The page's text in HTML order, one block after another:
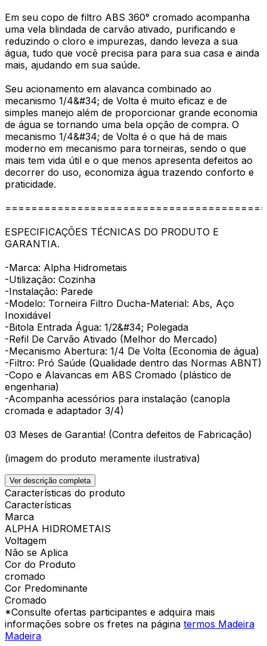
Em seu copo de filtro ABS 360° cromado acompanha
uma vela blindada de carvão ativado, purificando e
reduzindo o cloro e impurezas, dando leveza a sua
água, tudo que você precisa para para sua casa e ainda
mais, ajudando em sua saúde.
Seu acionamento em alavanca combinado ao
mecanismo 1/4&#34; de Volta é muito eficaz e de
simples manejo além de proporcionar grande economia
de água se tornando uma bela opção de compra. O
mecanismo 1/4&#34; de Volta é o que há de mais
moderno em mecanismo para torneiras, sendo o que
mais tem vida útil e o que menos apresenta defeitos ao
decorrer do uso, economiza água trazendo conforto e
praticidade.
ESPECIFICAÇÕES TÉCNICAS DO PRODUTO E
GARANTIA.
-Marca: Alpha Hidrometais
-Utilização: Cozinha
-Instalação: Parede
-Modelo: Torneira Filtro Ducha-Material: Abs, Aço
Inoxidável
-Bitola Entrada Água: 1/2&#34; Polegada
-Refil De Carvão Ativado (Melhor do Mercado)
-Mecanismo Abertura: 1/4 De Volta (Economia de água)
-Filtro: Pró Saúde (Qualidade dentro das Normas ABNT)
-Copo e Alavancas em ABS Cromado (plástico de
engenharia)
-Acompanha acessórios para instalação (canopla
cromada e adaptador 3/4)
03 Meses de Garantia! (Contra defeitos de Fabricação)
(imagem do produto meramente ilustrativa)
Ver descrição completa
Características do produto
Características
Marca
ALPHA HIDROMETAIS
Voltagem
Não se Aplica
Cor do Produto
cromado
Cor Predominante
Cromado
*Consulte ofertas participantes e adquira mais
informações sobre os fretes na página termos Madeira
Madeira